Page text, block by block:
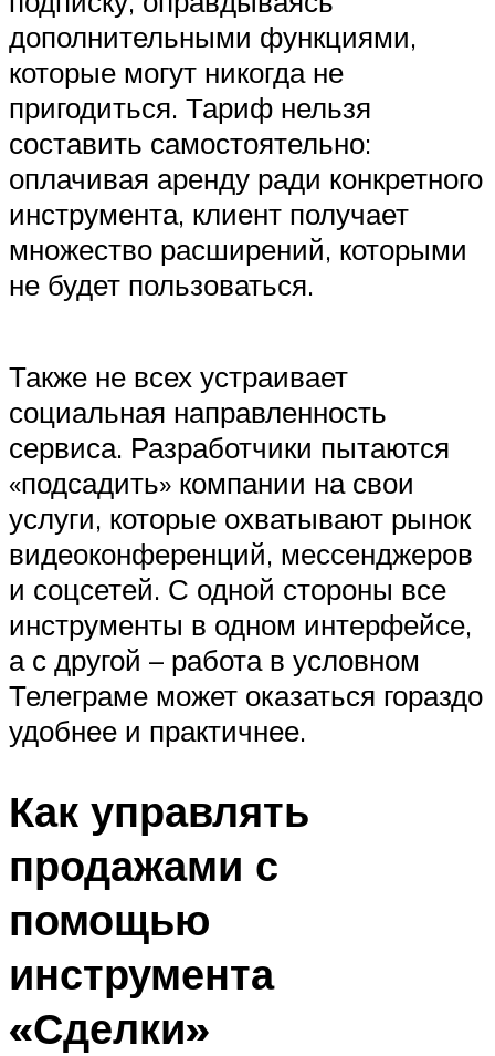
дополнительными функциями,
которые могут никогда не
пригодиться. Тариф нельзя
составить самостоятельно:
оплачивая аренду ради конкретного
инструмента, клиент получает
множество расширений, которыми
не будет пользоваться.
Также не всех устраивает
социальная направленность
сервиса. Разработчики пытаются
«подсадить» компании на свои
услуги, которые охватывают рынок
видеоконференций, мессенджеров
и соцсетей. С одной стороны все
инструменты в одном интерфейсе,
а с другой – работа в условном
Телеграме может оказаться гораздо
удобнее и практичнее.
Как управлять
продажами с
помощью
инструмента
«Сделки»